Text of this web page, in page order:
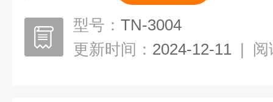
型号： TN-3004
更新时间： 2024-12-11 | 阅